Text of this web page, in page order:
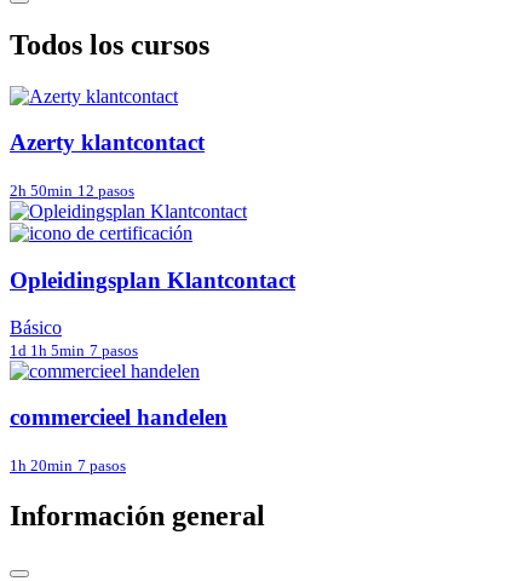
Todos los cursos
Azerty klantcontact
2h 50min 12 pasos
Opleidingsplan Klantcontact
Básico
1d 1h 5min 7 pasos
commercieel handelen
1h 20min 7 pasos
Información general